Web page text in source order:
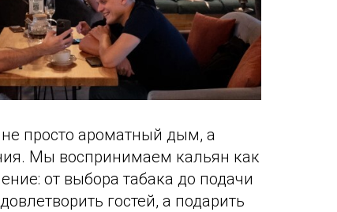
просто ароматный дым, а
Мы воспринимаем кальян как
от выбора табака до подачи
гостей, а подарить